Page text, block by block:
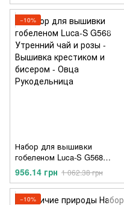
−10%
Набор для вышивки
гобеленом Luca-S G568
Утренний чай и розы
956.14 грн 1 062.38 грн
−10%